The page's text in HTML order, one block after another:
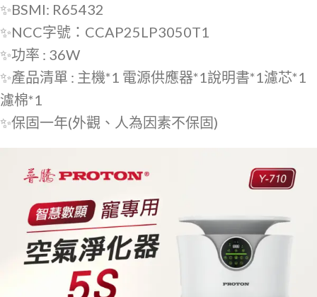
✨BSMI: R65432
✨NCC字號：CCAP25LP3050T1
✨功率 : 36W
✨產品清單 : 主機*1 電源供應器*1說明書*1濾芯*1
濾棉*1
✨保固一年(外觀、人為因素不保固)